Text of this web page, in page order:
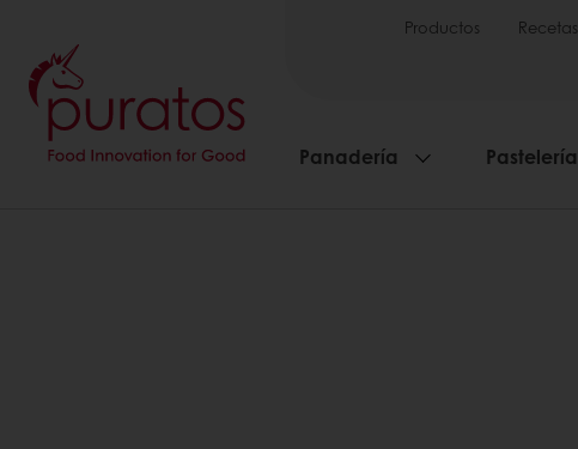
Productos Recetas
Panadería Pastelería